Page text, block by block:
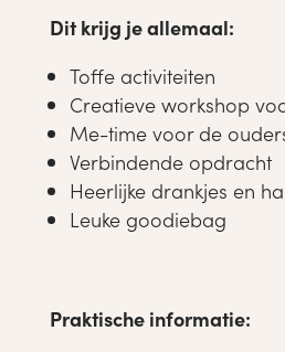
Dit krijg je allemaal:
Toffe activiteiten
Creatieve workshop
Me-time voor de
Verbindende opdracht
Heerlijke drankjes en
Leuke goodiebag
Praktische informatie: